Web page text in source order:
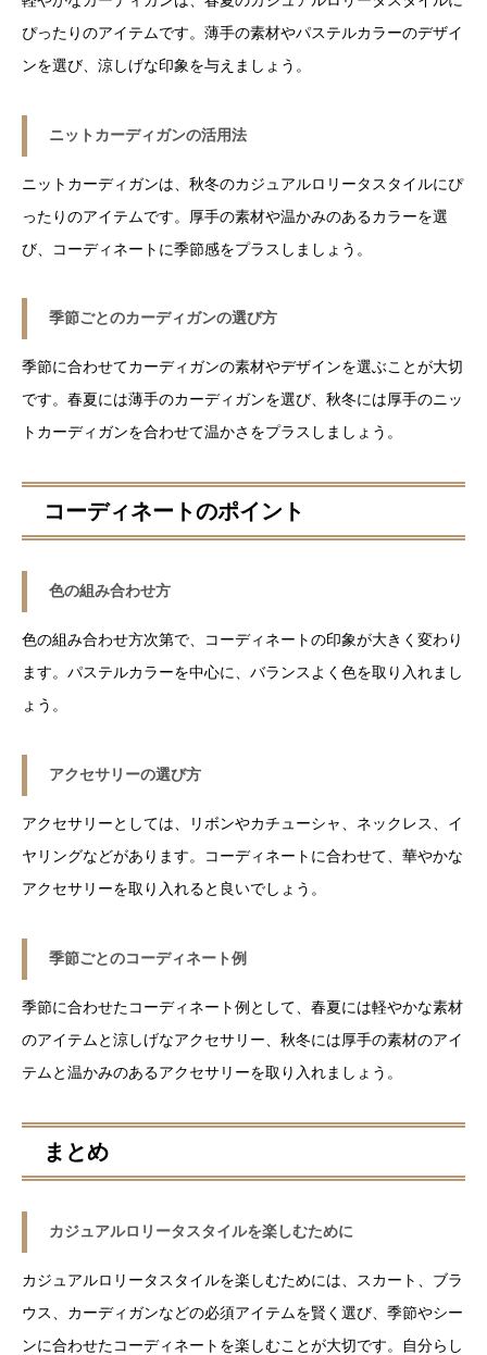
ぴったりのアイテムです。薄手の素材やパステルカラーのデザイ
ンを選び、涼しげな印象を与えましょう。
ニットカーディガンの活用法
ニットカーディガンは、秋冬のカジュアルロリータスタイルにぴ
ったりのアイテムです。厚手の素材や温かみのあるカラーを選
び、コーディネートに季節感をプラスしましょう。
季節ごとのカーディガンの選び方
季節に合わせてカーディガンの素材やデザインを選ぶことが大切
です。春夏には薄手のカーディガンを選び、秋冬には厚手のニッ
トカーディガンを合わせて温かさをプラスしましょう。
コーディネートのポイント
色の組み合わせ方
色の組み合わせ方次第で、コーディネートの印象が大きく変わり
ます。パステルカラーを中心に、バランスよく色を取り入れまし
ょう。
アクセサリーの選び方
アクセサリーとしては、リボンやカチューシャ、ネックレス、イ
ヤリングなどがあります。コーディネートに合わせて、華やかな
アクセサリーを取り入れると良いでしょう。
季節ごとのコーディネート例
季節に合わせたコーディネート例として、春夏には軽やかな素材
のアイテムと涼しげなアクセサリー、秋冬には厚手の素材のアイ
テムと温かみのあるアクセサリーを取り入れましょう。
まとめ
カジュアルロリータスタイルを楽しむために
カジュアルロリータスタイルを楽しむためには、スカート、ブラ
ウス、カーディガンなどの必須アイテムを賢く選び、季節やシー
ンに合わせたコーディネートを楽しむことが大切です。自分らし